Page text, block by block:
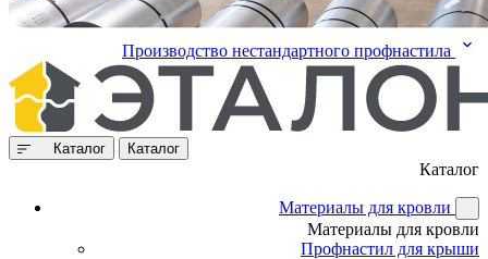
Производство нестандартного профнастила
Каталог Каталог
Каталог
Материалы для кровли
Материалы для кровли
Профнастил для крыши